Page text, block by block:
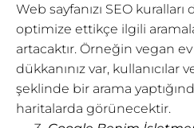
Web sayfanızı SEO
optimize ettikçe ilgili
artacaktır. Örneğin vegan
dükkanınız var, kullanıcılar
şeklinde bir arama
haritalarda görünecektir.